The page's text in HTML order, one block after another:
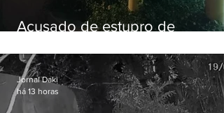
Acusado de estupro de
Jornal Daki
há 13 horas